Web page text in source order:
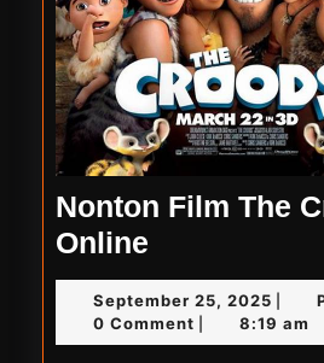
Nonton Film The
Online
Film
The
Croods
September 25, 2025
25,
2025
0 Comment 8:19 am